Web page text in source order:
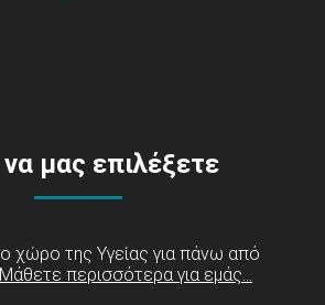
να μας επιλέξετε
χώρο της Υγείας για πάνω από
Μάθετε περισσότερα για εμάς...